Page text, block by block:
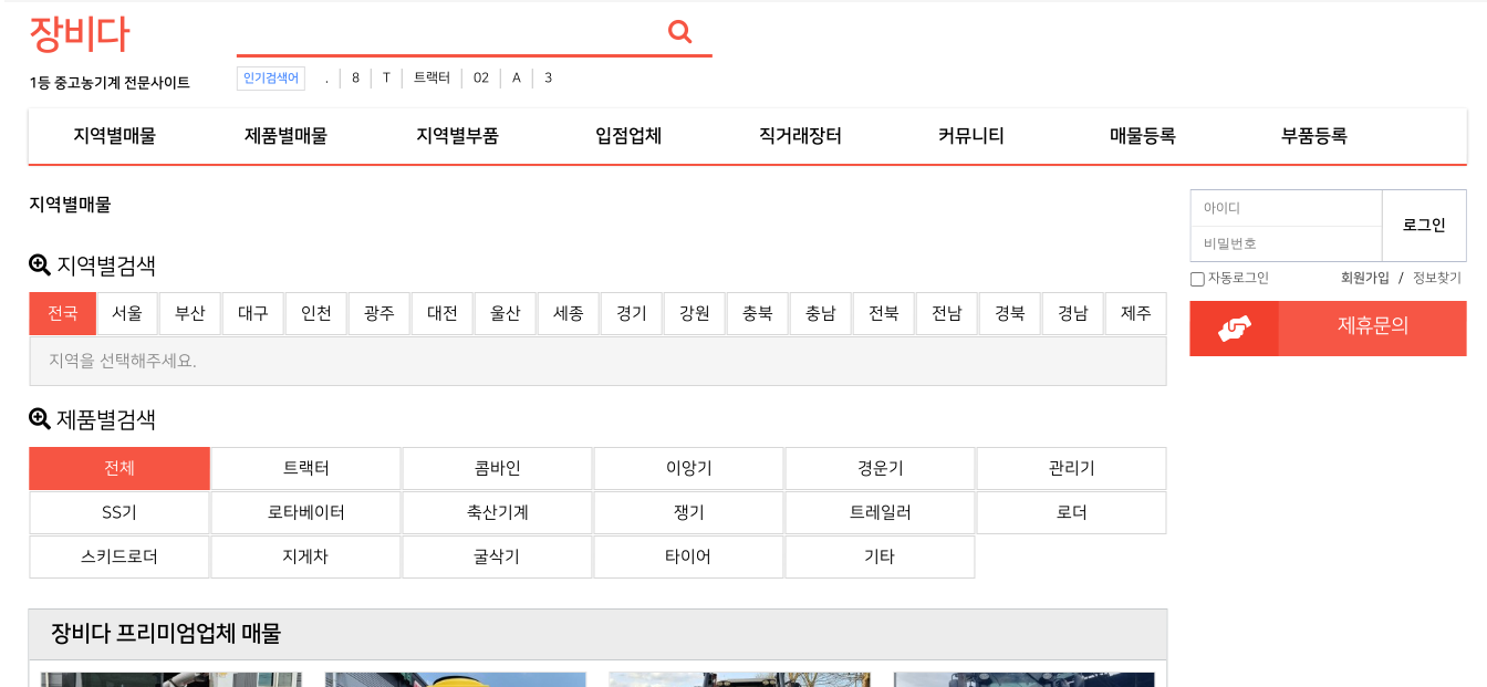
장비다
1등 중고농기계 전문사이트 인기검색어 . 8 T 트랙터 02 A 3
지역별매물 제품별매물 지역별부품 입점업체 직거래장터 커뮤니티 매물등록 부품등록
지역별매물
지역별검색
전국 서울 부산 대구 인천 광주 대전 울산 세종 경기 강원 충북 충남 전북 전남 경북 경남 제주
지역을 선택해주세요.
제품별검색
전체 트랙터 콤바인 이앙기 경운기 관리기
SS기 로타베이터 축산기계 쟁기 트레일러 로더
스키드로더 지게차 굴삭기 타이어 기타
장비다 프리미엄업체 매물
자동로그인 회원가입 / 정보찾기
제휴문의